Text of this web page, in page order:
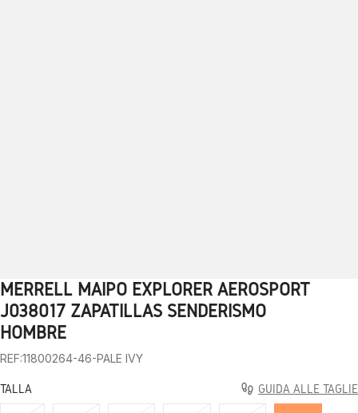
1 2 3 4 5 6 7 8 9 10 11
MERRELL MAIPO EXPLORER AEROSPORT
J038017 ZAPATILLAS SENDERISMO
HOMBRE
REF:11800264-46-PALE IVY
TALLA GUIDA ALLE TAGLIE